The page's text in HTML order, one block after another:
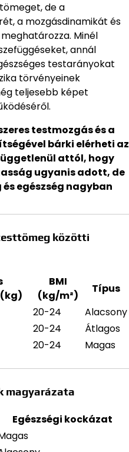
de a
a mozgásdinamikát és
Minél
annál
testarányokat
törvényeinek
teljesebb képet
testmozgás és a
bárki elérheti az
attól, hogy
ugyanis adott, de
egészség nagyban
közötti
BMI
(kg/m²)
Típus
20-24
Alacsony
20-24
Átlagos
20-24 Magas
magyarázata
Egészségi kockázat